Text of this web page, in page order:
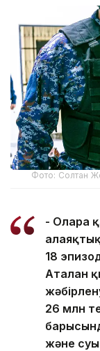
Фото: Солтан
- Оларға
18
Аталған
26 млн
және